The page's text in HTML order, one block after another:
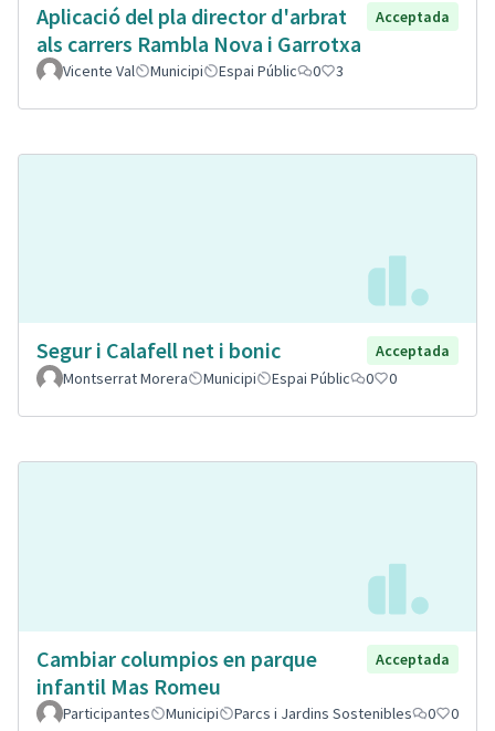
Aplicació del pla director d'arbrat
als carrers Rambla Nova i Garrotxa
Acceptada
Vicente Val Municipi Espai Públic 0 3
Segur i Calafell net i bonic
Acceptada
Montserrat Morera
Municipi Espai Públic 0 0
Cambiar columpios en parque
infantil Mas Romeu
Acceptada
Participantes Municipi Parcs i Jardins Sostenibles 0 0